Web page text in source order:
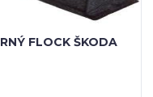
FLOCK ŠKODA